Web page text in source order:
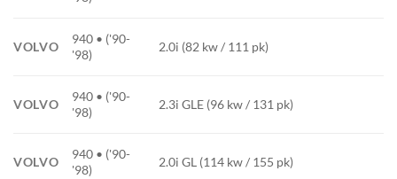
VOLVO
940 • ('90-
'98)
2.0i (82 kw / 111 pk)
VOLVO
940 • ('90-
'98)
2.3i GLE (96 kw / 131 pk)
VOLVO
940 • ('90-
'98)
2.0i GL (114 kw / 155 pk)